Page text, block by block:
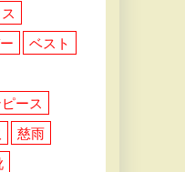
ベスト
ース
慈雨